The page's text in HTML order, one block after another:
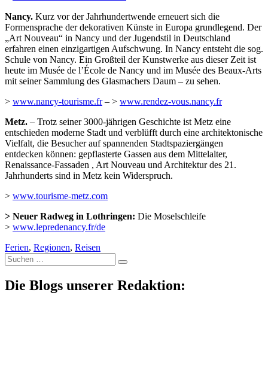
Nancy. Kurz vor der Jahrhundertwende erneuert sich die
Formensprache der dekorativen Künste in Europa grundlegend. Der
„Art Nouveau“ in Nancy und der Jugendstil in Deutschland
erfahren einen einzigartigen Aufschwung. In Nancy entsteht die sog.
Schule von Nancy. Ein Großteil der Kunstwerke aus dieser Zeit ist
heute im Musée de l’École de Nancy und im Musée des Beaux-Arts
mit seiner Sammlung des Glasmachers Daum – zu sehen.
> www.nancy-tourisme.fr– > www.rendez-vous.nancy.fr
Metz. – Trotz seiner 3000-jährigen Geschichte ist Metz eine
entschieden moderne Stadt und verblüfft durch eine architektonische
Vielfalt, die Besucher auf spannenden Stadtspaziergängen
entdecken können: gepflasterte Gassen aus dem Mittelalter,
Renaissance-Fassaden , Art Nouveau und Architektur des 21.
Jahrhunderts sind in Metz kein Widerspruch.
> www.tourisme-metz.com
> Neuer Radweg in Lothringen: Die Moselschleife
> www.lepredenancy.fr/de
Ferien, Regionen, Reisen
Suche
nach:
Die Blogs unserer Redaktion: